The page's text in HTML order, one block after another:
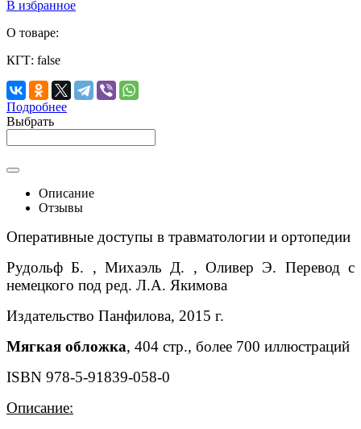
В избранное
О товаре:
КГТ: false
Подробнее
Выбрать
Описание
Отзывы
Оперативные доступы в травматологии и ортопедии
Рудольф Б. , Михаэль Д. , Оливер Э. Перевод с
немецкого под ред. Л.А. Якимова
Издательство Панфилова, 2015 г.
Мягкая обложка, 404 стр., более 700 иллюстраций
ISBN 978-5-91839-058-0
Описание: